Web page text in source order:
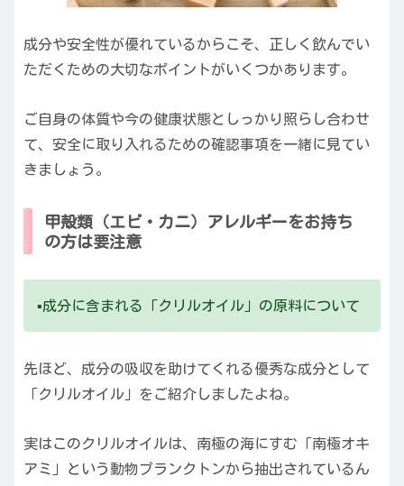
成分や安全性が優れているからこそ、正しく飲んでい
ただくための大切なポイントがいくつかあります。
ご自身の体質や今の健康状態としっかり照らし合わせ
て、安全に取り入れるための確認事項を一緒に見てい
きましょう。
甲殻類（エビ・カニ）アレルギーをお持ち
の方は要注意
▪️成分に含まれる「クリルオイル」の原料について
先ほど、成分の吸収を助けてくれる優秀な成分として
「クリルオイル」をご紹介しましたよね。
実はこのクリルオイルは、南極の海にすむ「南極オキ
アミ」という動物プランクトンから抽出されているん